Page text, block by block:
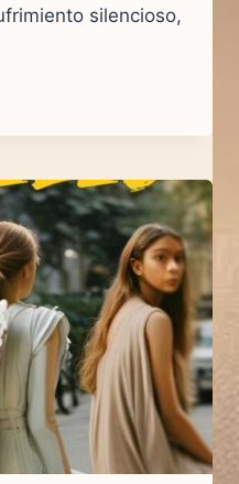
silencioso,